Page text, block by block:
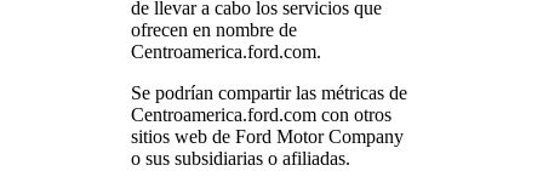
de llevar a cabo los servicios que
ofrecen en nombre de
Centroamerica.ford.com.
Se podrían compartir las métricas de
Centroamerica.ford.com con otros
sitios web de Ford Motor Company
o sus subsidiarias o afiliadas.